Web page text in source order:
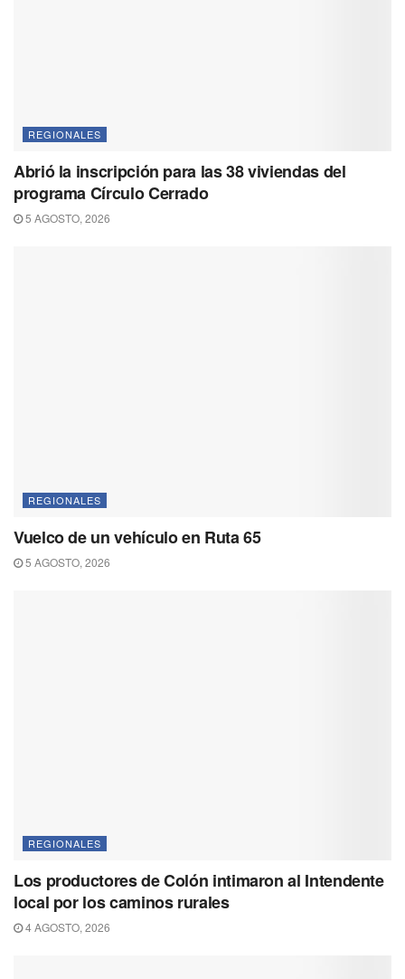
REGIONALES
Abrió la inscripción para las 38 viviendas del
programa Círculo Cerrado
5 AGOSTO, 2026
REGIONALES
Vuelco de un vehículo en Ruta 65
5 AGOSTO, 2026
REGIONALES
Los productores de Colón intimaron al Intendente
local por los caminos rurales
4 AGOSTO, 2026